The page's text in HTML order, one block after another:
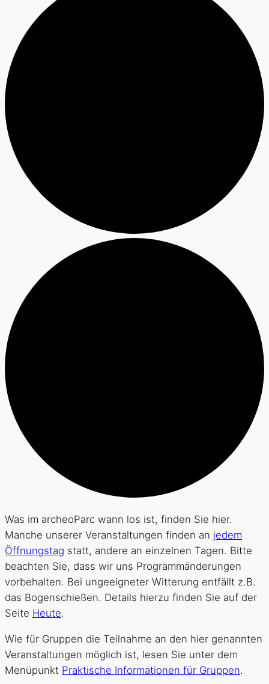
Was im archeoParc wann los ist, finden Sie hier.
Manche unserer Veranstaltungen finden an jedem
Öffnungstag statt, andere an einzelnen Tagen. Bitte
beachten Sie, dass wir uns Programmänderungen
vorbehalten. Bei ungeeigneter Witterung entfällt z.B.
das Bogenschießen. Details hierzu finden Sie auf der
Seite Heute.
Wie für Gruppen die Teilnahme an den hier genannten
Veranstaltungen möglich ist, lesen Sie unter dem
Menüpunkt Praktische Informationen für Gruppen.